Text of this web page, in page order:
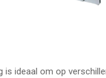
is ideaal om op